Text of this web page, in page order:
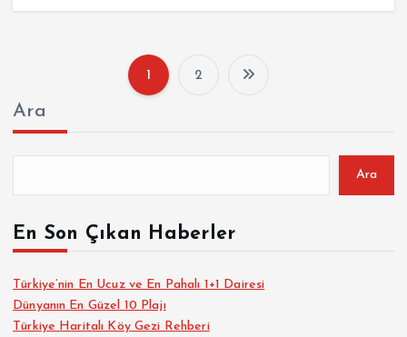
ı
s
a
1 2
Ara
Ara
En Son Çıkan Haberler
Türkiye’nin En Ucuz ve En Pahalı 1+1 Dairesi
Dünyanın En Güzel 10 Plajı
Türkiye Haritalı Köy Gezi Rehberi